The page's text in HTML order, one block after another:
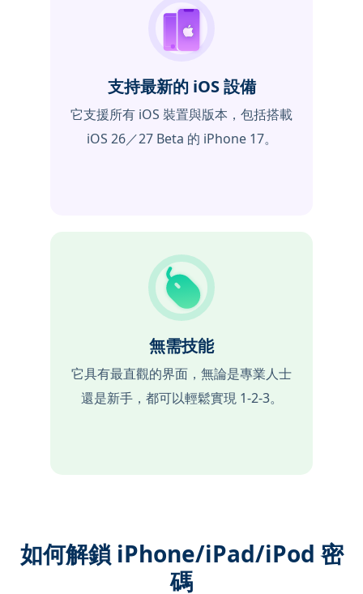
支持最新的 iOS 設備
它支援所有 iOS 裝置與版本，包括搭載
iOS 26／27 Beta 的 iPhone 17。
無需技能
它具有最直觀的界面，無論是專業人士
還是新手，都可以輕鬆實現 1-2-3。
如何解鎖 iPhone/iPad/iPod 密
碼